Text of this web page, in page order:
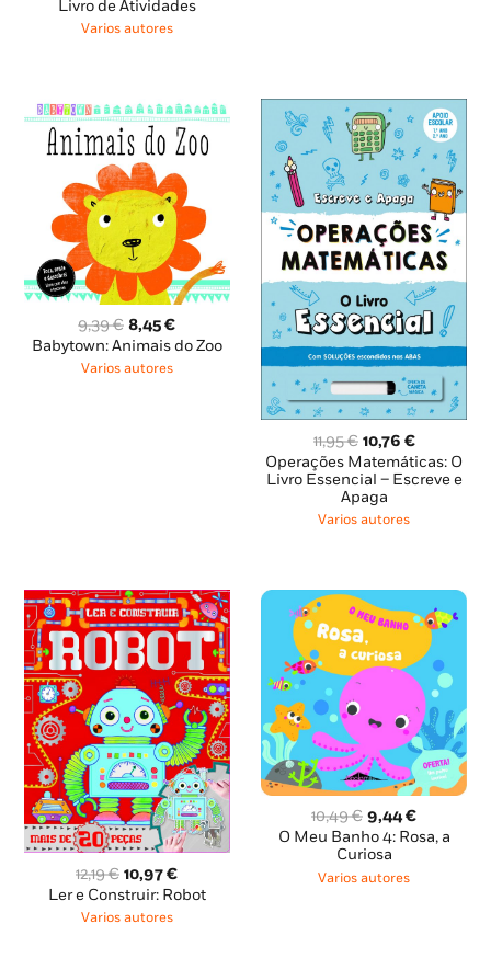
original
era:
atual
é:
Livro de Atividades
Varios autores
9,39€ O
preço
original
8,45€O
preço
Babytown: Animais do Zoo
Varios autores
11,95€ O
preço
original
era:
11,95 €.
10,76 €O
preço
atual
Operações Matemáticas: O
Livro Essencial – Escreve e
Apaga
Varios autores
12,19€ O
preço
original
10,97€O
preço
Ler e Construir: Robot
Varios autores
10,49€ O
preço
original
era:
9,44€O
preço
O Meu Banho 4: Rosa, a
Curiosa
Varios autores